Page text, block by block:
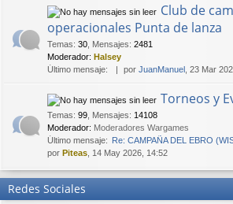
Club de
operacionales Punta de lanza
Temas: 30 Mensajes: 2481
Moderador: Halsey
Último mensaje:
por JuanManuel , 23 Mar
Torneos y
Temas: 99 Mensajes: 14108
Moderador: Moderadores Wargames
Último mensaje: Re: CAMPAÑA DEL EBRO
por Piteas , 14 May 2026, 14:52
Redes Sociales